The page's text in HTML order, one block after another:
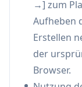
verfolgen
mehrere
→] zum
Aufheben
Erstellen
der
Browser.